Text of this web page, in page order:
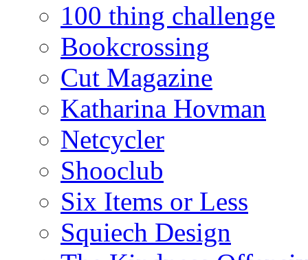
100 thing challenge
Bookcrossing
Cut Magazine
Katharina Hovman
Netcycler
Shooclub
Six Items or Less
Squiech Design